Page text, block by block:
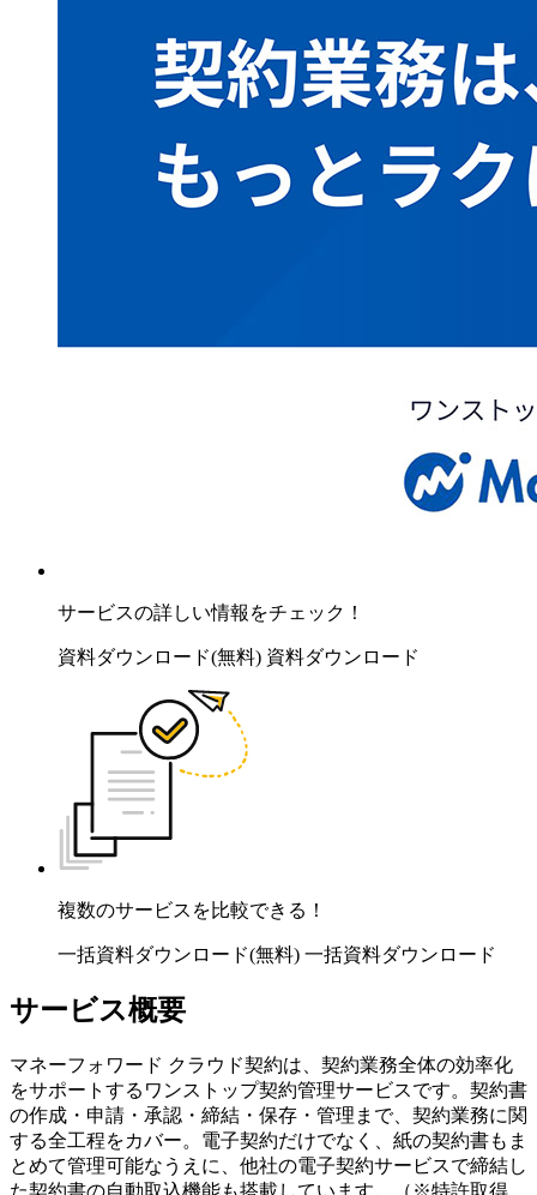
サービスの詳しい情報をチェック！
資料ダウンロード(無料) 資料ダウンロード
複数のサービスを比較できる！
一括資料ダウンロード(無料) 一括資料ダウンロード
サービス概要
マネーフォワード クラウド契約は、契約業務全体の効率化
をサポートするワンストップ契約管理サービスです。契約書
の作成・申請・承認・締結・保存・管理まで、契約業務に関
する全工程をカバー。電子契約だけでなく、紙の契約書もま
とめて管理可能なうえに、他社の電子契約サービスで締結し